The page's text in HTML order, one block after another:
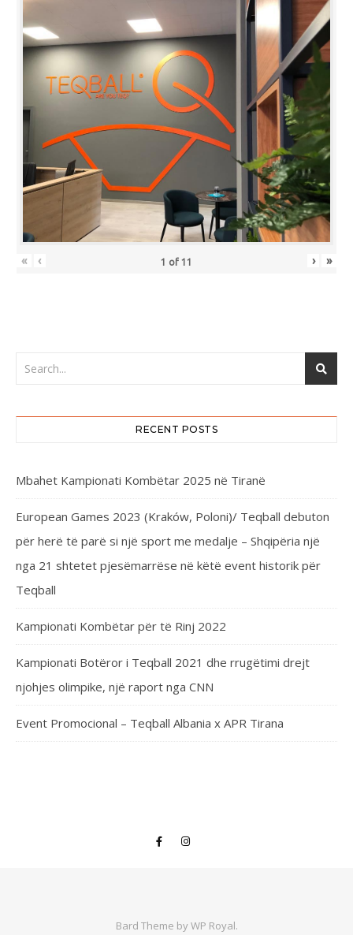
« ‹ 1 of 11 › »
RECENT POSTS
Mbahet Kampionati Kombëtar 2025 në Tiranë
European Games 2023 (Kraków, Poloni)/ Teqball debuton
për herë të parë si një sport me medalje – Shqipëria një
nga 21 shtetet pjesëmarrëse në këtë event historik për
Teqball
Kampionati Kombëtar për të Rinj 2022
Kampionati Botëror i Teqball 2021 dhe rrugëtimi drejt
njohjes olimpike, një raport nga CNN
Event Promocional – Teqball Albania x APR Tirana
Bard Theme byWP Royal.